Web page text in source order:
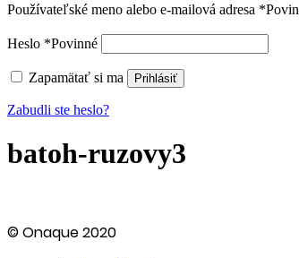
Používateľské meno alebo e-mailová adresa *
Heslo *Povinné
Zapamätať si ma Prihlásiť
Zabudli ste heslo?
batoh-ruzovy3
© Onaque 2020